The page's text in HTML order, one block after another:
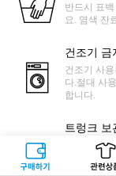
구매하기 관련상
반드시 표
요. 염색 잔
건조기 금
건조기 사
다.절대 사
합니다.
트렁크 보
제품 사용
다. 자동차